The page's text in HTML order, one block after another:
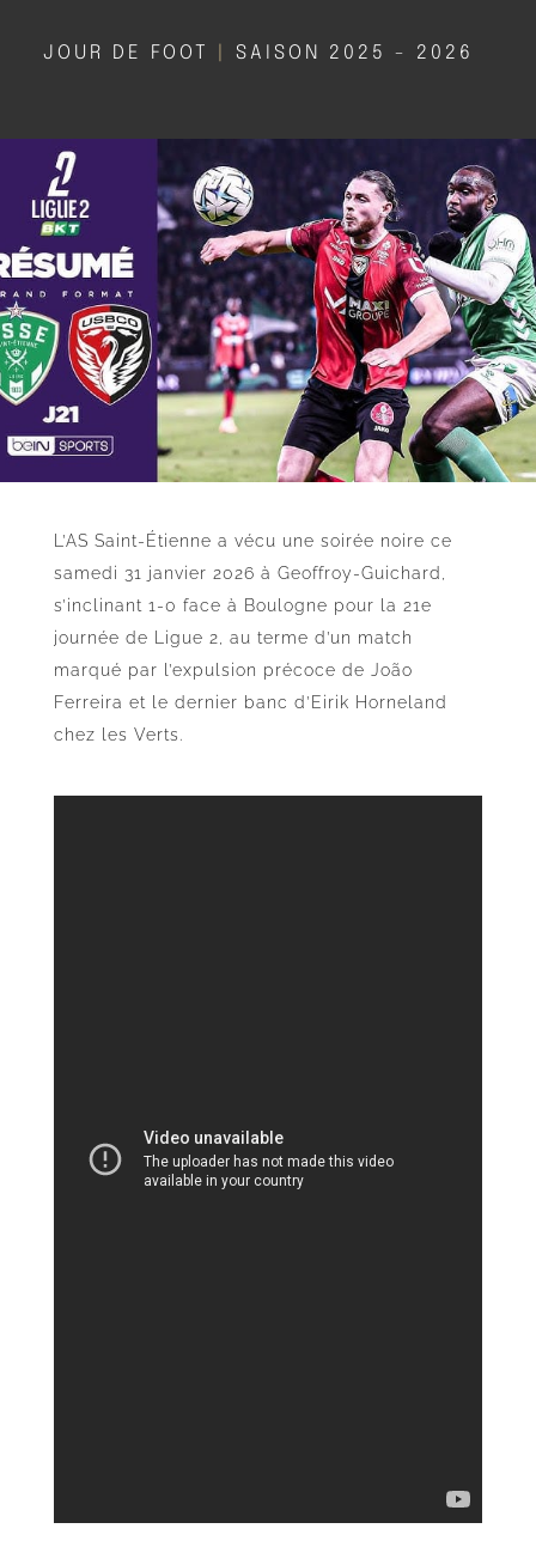
JOUR DE FOOT SAISON 2025 - 2026
L’AS Saint-Étienne a vécu une soirée noire ce
samedi 31 janvier 2026 à Geoffroy-Guichard,
s’inclinant 1-0 face à Boulogne pour la 21e
journée de Ligue 2, au terme d’un match
marqué par l’expulsion précoce de João
Ferreira et le dernier banc d’Eirik Horneland
chez les Verts.